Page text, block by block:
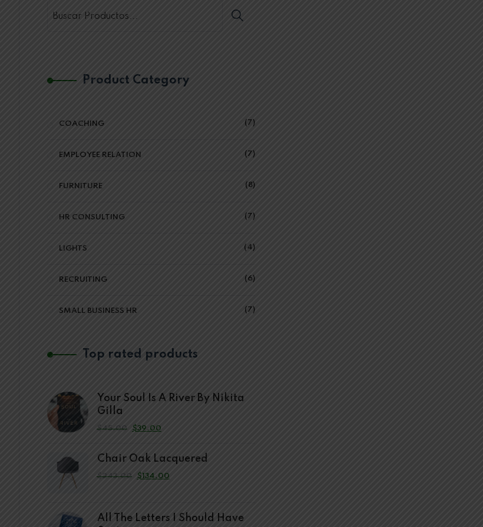
Product Category
COACHING 7
EMPLOYEE RELATION 7
FURNITURE 8
HR CONSULTING 7
LIGHTS 4
RECRUITING 6
SMALL BUSINESS HR 7
Top rated products
Your Soul Is A River By Nikita
Gilla
$45.00 $39.00
Chair Oak Lacquered
$243.00 $134.00
All The Letters I Should Have